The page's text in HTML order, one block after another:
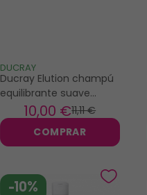
DUCRAY
Ducray Elution champú
equilibrante suave
200ml
11,11 €
10,00 €
COMPRAR
-10%